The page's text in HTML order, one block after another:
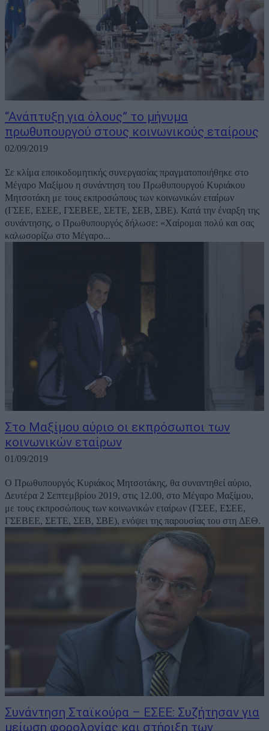
“Ανάπτυξη για όλους” το μήνυμα
πρωθυπουργού στους κοινωνικούς εταίρους
02/09/2019
Σε κλίμα εποικοδομητικής συνεργασίας πραγματοποιήθηκε στο
Μέγαρο Μαξίμου η συνάντηση του Πρωθυπουργού Κυριάκου
Μητσοτάκη με τους εκπροσώπους των κοινωνικών εταίρων
(ΓΣΕΕ, ΕΣΕΕ, ΓΣΕΒΕΕ, ΣΕΤΕ, ΣΕΒ, ΣΒΕ). Κατά την έναρξη της
συνάντησης, ο Πρωθυπουργός δήλωσε: «Χαίρομαι πολύ και σας
καλωσορίζω στο Μέγαρο...
Στο Μαξίμου αύριο οι εκπρόσωποι των
κοινωνικών εταίρων
01/09/2019
Ο Πρωθυπουργός Κυριάκος Μητσοτάκης, θα συναντηθεί αύριο,
Δευτέρα 2 Σεπτεμβρίου 2019, στις 12.00, στο Μέγαρο Μαξίμου,
με τους εκπροσώπους των κοινωνικών εταίρων (ΓΣΕΕ, ΕΣΕΕ,
ΓΣΕΒΕΕ, ΣΕΤΕ, ΣΕΒ, ΣΒΕ), ενόψει της παρουσίας του στη ΔΕΘ.
Συνάντηση Σταϊκούρα – ΕΣΕΕ: Συζήτησαν για
μείωση φορολογίας και στήριξη των